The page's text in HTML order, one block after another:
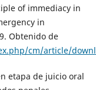
of immediacy in
in
Obtenido de
cm/article/
etapa de juicio oral